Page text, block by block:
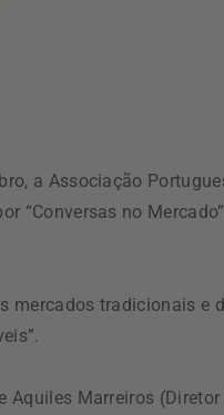
a Associação
“Conversas no
mercados tradicionais
Aquiles Marreiros